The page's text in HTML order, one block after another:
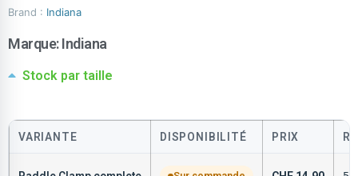
Brand : Indiana
Marque:Indiana
Stock par taille
VARIANTE DISPONIBILITÉ PRIX